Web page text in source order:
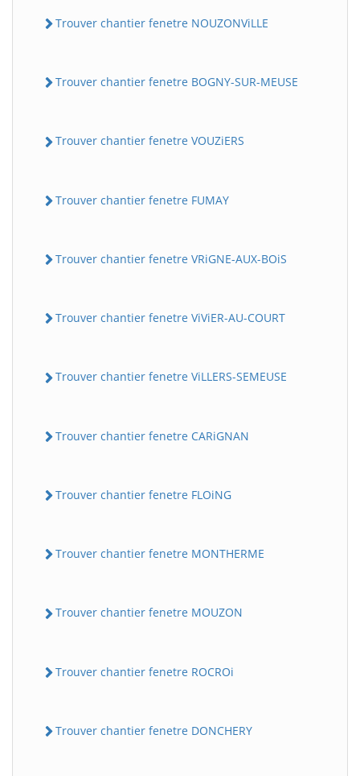
Trouver chantier fenetre NOUZONViLLE
Trouver chantier fenetre BOGNY-SUR-MEUSE
Trouver chantier fenetre VOUZiERS
Trouver chantier fenetre FUMAY
Trouver chantier fenetre VRiGNE-AUX-BOiS
Trouver chantier fenetre ViViER-AU-COURT
Trouver chantier fenetre ViLLERS-SEMEUSE
Trouver chantier fenetre CARiGNAN
Trouver chantier fenetre FLOiNG
Trouver chantier fenetre MONTHERME
Trouver chantier fenetre MOUZON
Trouver chantier fenetre ROCROi
Trouver chantier fenetre DONCHERY